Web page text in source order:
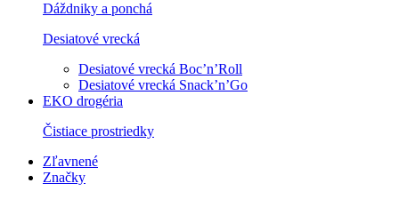
Dáždniky a ponchá
Desiatové vrecká
Desiatové vrecká Boc’n’Roll
Desiatové vrecká Snack’n’Go
EKO drogéria
Čistiace prostriedky
Zľavnené
Značky